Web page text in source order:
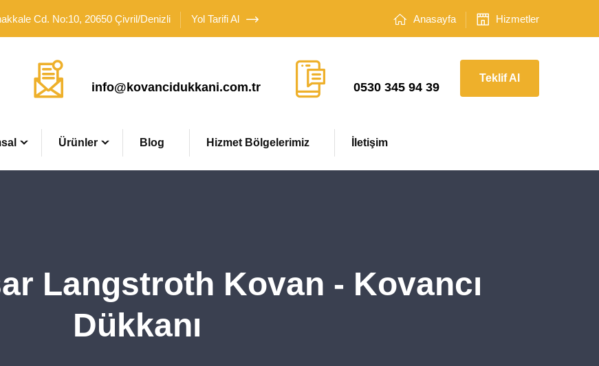
Cd. No:10, 20650 Çivril/Denizli Yol Tarifi Al Anasayfa Hizmetler
info@kovancidukkani.com.tr 0530 345 94 39
Teklif Al
Ürünler Blog Hizmet Bölgelerimiz İletişim
Langstroth Kovan - Kovancı
Dükkanı